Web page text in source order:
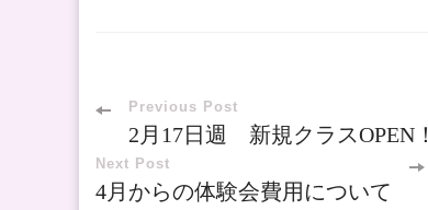
Post
Navigation
Previous Post
2月17日週 新規クラスOPEN！
Next Post
4月からの体験会費用について